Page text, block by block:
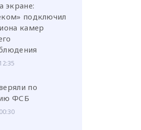
экране:
подключил
камер
по
ФСБ